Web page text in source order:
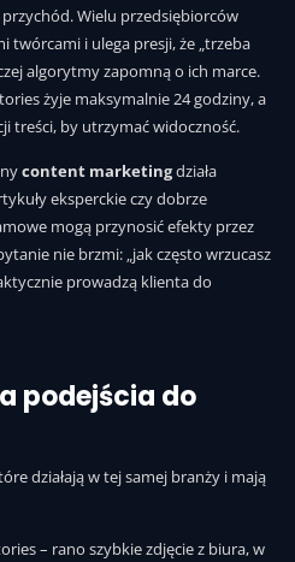
Wielu przedsiębiorców
twórcami i ulega presji, że „trzeba
algorytmy zapomną o ich marce.
żyje maksymalnie 24 godziny, a
treści, by utrzymać widoczność.
content marketingdziała
eksperckie czy dobrze
mogą przynosić efekty przez
nie brzmi: „jak często wrzucasz
prowadzą klienta do
podejścia do
działają w tej samej branży i mają
– rano szybkie zdjęcie z biura, w